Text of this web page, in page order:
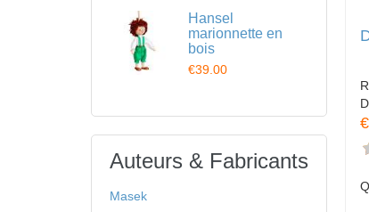
Hansel
marionnette en
bois
€39.00
Auteurs & Fabricants
Masek